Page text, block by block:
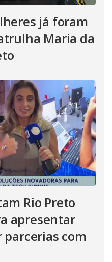
já foram
Maria da
Rio Preto
apresentar
parcerias com